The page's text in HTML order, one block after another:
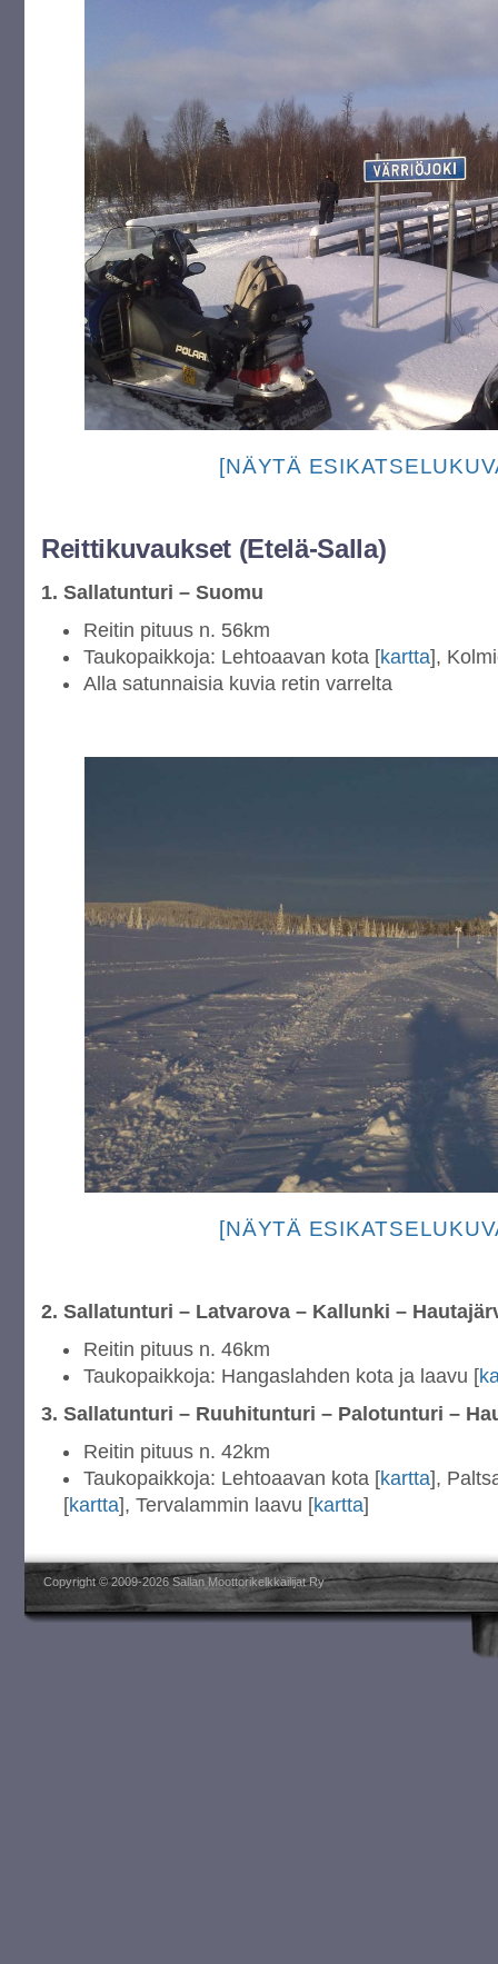
[NÄYTÄ
Reittikuvaukset (Etelä-Salla)
1. Sallatunturi – Suomu
Reitin pituus n. 56km
Taukopaikkoja: Lehtoaavan kota [kartta],
Alla satunnaisia kuvia retin varrelta
[NÄYTÄ
2. Sallatunturi – Latvarova – Kallunki –
Reitin pituus n. 46km
Taukopaikkoja: Hangaslahden kota ja laavu [
3. Sallatunturi – Ruuhitunturi – Palotunturi –
Reitin pituus n. 42km
Taukopaikkoja: Lehtoaavan kota [kartta],
[kartta], Tervalammin laavu [kartta]
Copyright © 2009-2026 Sallan Moottorikelkkailijat Ry